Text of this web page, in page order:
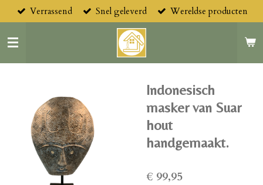
direct
naar
de
hoofdinhoud
Verrassend Snel geleverd Wereldse producten
Indonesisch
masker van Suar
hout
handgemaakt.
€ 99,95